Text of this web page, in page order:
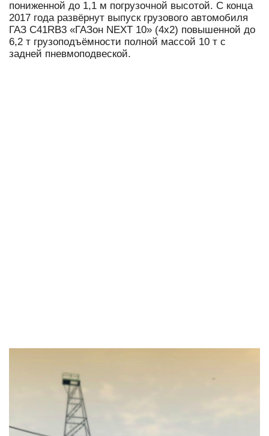
пониженной до 1,1 м погрузочной высотой. С конца
2017 года развёрнут выпуск грузового автомобиля
ГАЗ C41RB3 «ГАЗон NEXT 10» (4х2) повышенной до
6,2 т грузоподъёмности полной массой 10 т с
задней пневмоподвеской.